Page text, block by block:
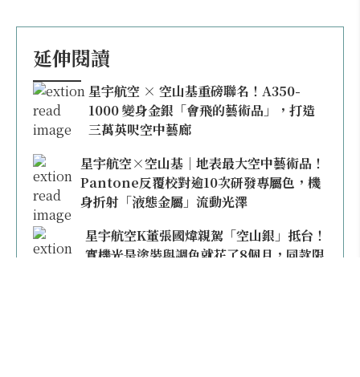
延伸閱讀
星宇航空 × 空山基重磅聯名！A350-
1000 變身金銀「會飛的藝術品」，打造
三萬英呎空中藝廊
星宇航空×空山基｜地表最大空中藝術品！
Pantone反覆校對逾10次研發專屬色，機
身折射「液態金屬」流動光澤
星宇航空K董張國煒親駕「空山銀」抵台！
實機光是塗裝與調色就花了8個月，同款限